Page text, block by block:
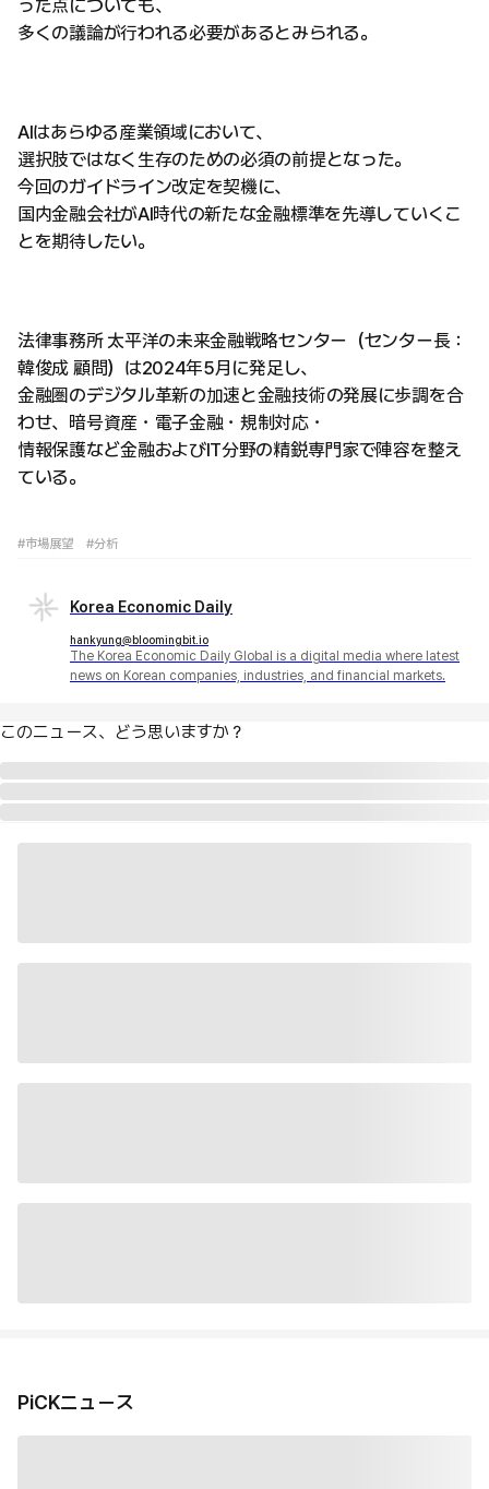
った点についても、
多くの議論が行われる必要があるとみられる。
AIはあらゆる産業領域において、
選択肢ではなく生存のための必須の前提となった。
今回のガイドライン改定を契機に、
国内金融会社がAI時代の新たな金融標準を先導していくこ
とを期待したい。
法律事務所 太平洋の未来金融戦略センター（センター長：
韓俊成 顧問）は2024年5月に発足し、
金融圏のデジタル革新の加速と金融技術の発展に歩調を合
わせ、暗号資産・電子金融・規制対応・
情報保護など金融およびIT分野の精鋭専門家で陣容を整え
ている。
#市場展望 #分析
Korea Economic Daily
hankyung@bloomingbit.io
The Korea Economic Daily Global is a digital media where latest
news on Korean companies, industries, and financial markets.
このニュース、どう思いますか？
PiCKニュース